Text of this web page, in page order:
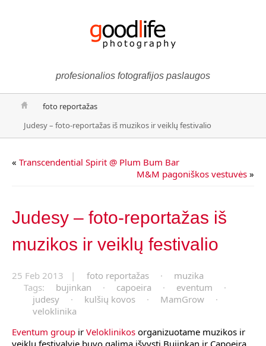
profesionalios fotografijos paslaugos
foto reportažas
Judesy – foto-reportažas iš muzikos ir veiklų festivalio
« Transcendential Spirit @ Plum Bum Bar
M&M pagoniškos vestuvės »
Judesy – foto-reportažas iš
muzikos ir veiklų festivalio
25 Feb 2013 | foto reportažas ·
muzika
Tags:
bujinkan · capoeira · eventum
·
judesy
· kulšių kovos · MamGrow
·
veloklinika
Eventum group ir Veloklinikos organizuotame muzikos ir
veiklų festivalyje buvo galima išvysti Bujinkan ir Capoeira